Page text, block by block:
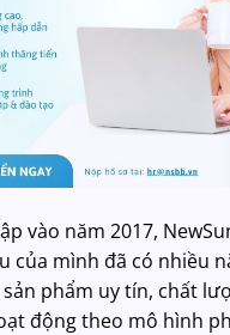
vào năm 2017,
của mình đã có nhiều
phẩm uy tín, chất
động theo mô hình